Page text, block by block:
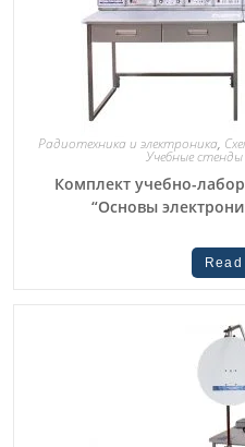
Радиотехника и электроника,
Учебные
Комплект учебно-
“Основы